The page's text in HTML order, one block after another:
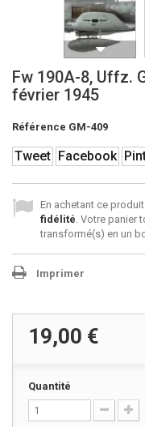
Fw 190A-8, Uffz.
février 1945
Référence GM-409
Tweet Facebook
En achetant ce
fidélité. Votre panier
transformé(s) en un
Imprimer
19,00 €
Quantité